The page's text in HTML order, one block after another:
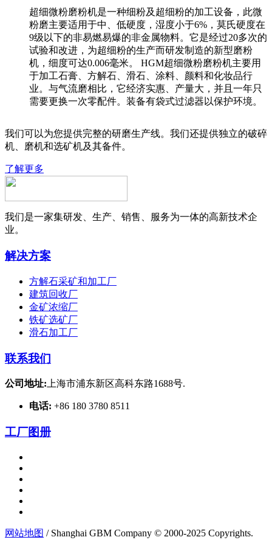
超细微粉磨粉机是一种细粉及超细粉的加工设备，此微
粉磨主要适用于中、低硬度，湿度小于6%，莫氏硬度在
9级以下的非易燃易爆的非金属物料。它是经过20多次的
试验和改进，为超细粉的生产而研发制造的新型磨粉
机，细度可达0.006毫米。 HGM超细微粉磨粉机主要用
于加工石膏、方解石、滑石、涂料、颜料和化妆品行
业。与气流磨相比，它经济实惠、产量大，并且一年只
需要更换一次零配件。装备有袋式过滤器以保护环境。
我们可以为您提供完整的研磨生产线。我们还提供独立的破碎
机、磨机和选矿机及其备件。
了解更多
我们是一家集研发、生产、销售、服务为一体的高新技术企
业。
解决方案
方解石采矿和加工厂
建筑回收厂
金矿浓缩厂
铁矿选矿厂
滑石加工厂
联系我们
公司地址: 上海市浦东新区高科东路1688号.
电话: +86 180 3780 8511
工厂图册
网站地图 / Shanghai GBM Company © 2000-2025 Copyrights.